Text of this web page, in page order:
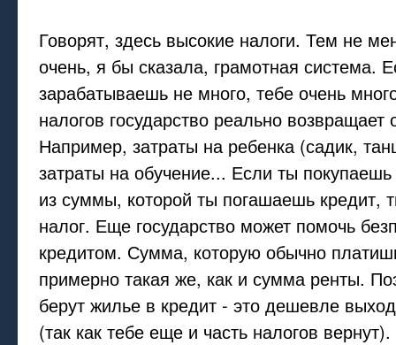
Говорят, здесь высокие налоги. Тем не
очень, я бы сказала, грамотная система.
зарабатываешь не много, тебе очень
налогов государство реально возвращает
Например, затраты на ребенка (садик,
затраты на обучение... Если ты
из суммы, которой ты погашаешь кредит,
налог. Еще государство может помочь
кредитом. Сумма, которую обычно
примерно такая же, как и сумма ренты.
берут жилье в кредит - это дешевле
(так как тебе еще и часть налогов вернут).